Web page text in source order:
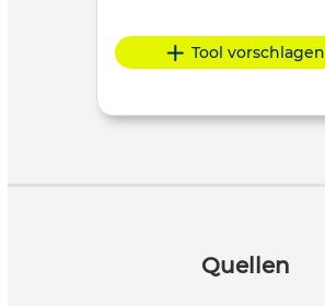
Tool vorschlagen
Quellen